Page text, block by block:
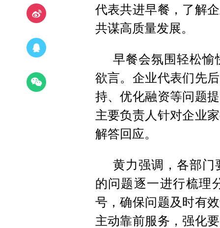
代表共进早餐，了解
共谋高质量发展。
早餐会氛围轻松愉
欲言。企业代表们先
持、优化融资等问题
主要负责人针对企业
解答回应。
黄力强调，各部门
的问题逐一进行梳理
号，确保问题及时有
主动靠前服务，强化